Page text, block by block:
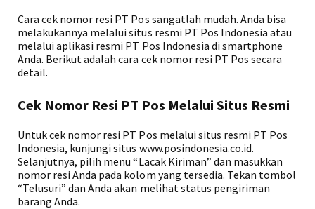
Cara cek nomor resi PT Pos sangatlah mudah. Anda bisa
melakukannya melalui situs resmi PT Pos Indonesia atau
melalui aplikasi resmi PT Pos Indonesia di smartphone
Anda. Berikut adalah cara cek nomor resi PT Pos secara
detail.
Cek Nomor Resi PT Pos Melalui Situs Resmi
Untuk cek nomor resi PT Pos melalui situs resmi PT Pos
Indonesia, kunjungi situs www.posindonesia.co.id.
Selanjutnya, pilih menu “Lacak Kiriman” dan masukkan
nomor resi Anda pada kolom yang tersedia. Tekan tombol
“Telusuri” dan Anda akan melihat status pengiriman
barang Anda.